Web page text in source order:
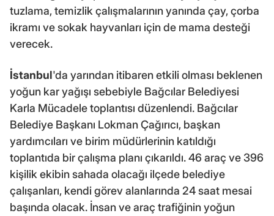
tuzlama, temizlik çalışmalarının yanında çay, çorba
ikramı ve sokak hayvanları için de mama desteği
verecek.
İstanbul'da yarından itibaren etkili olması beklenen
yoğun kar yağışı sebebiyle Bağcılar Belediyesi
Karla Mücadele toplantısı düzenlendi. Bağcılar
Belediye Başkanı Lokman Çağırıcı, başkan
yardımcıları ve birim müdürlerinin katıldığı
toplantıda bir çalışma planı çıkarıldı. 46 araç ve 396
kişilik ekibin sahada olacağı ilçede belediye
çalışanları, kendi görev alanlarında 24 saat mesai
başında olacak. İnsan ve araç trafiğinin yoğun